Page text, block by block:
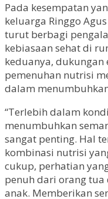
Pada kesempatan
keluarga Ringgo
turut berbagi
kebiasaan sehat di
keduanya, dukungan
pemenuhan nutrisi
dalam
“Terlebih dalam
menumbuhkan
sangat penting. Hal
kombinasi nutrisi
cukup, perhatian
penuh dari orang
anak. Memberikan